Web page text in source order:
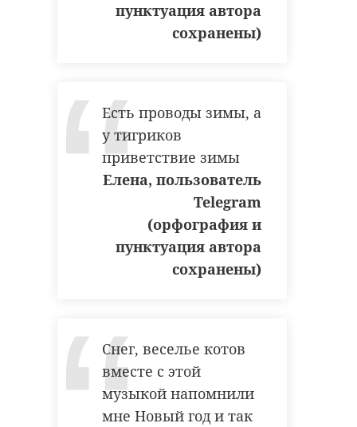
пунктуация автора
сохранены)
Есть проводы зимы, а
у тигриков
приветствие зимы
Елена, пользователь
Telegram
(орфография и
пунктуация автора
сохранены)
Снег, веселье котов
вместе с этой
музыкой напомнили
мне Новый год и так